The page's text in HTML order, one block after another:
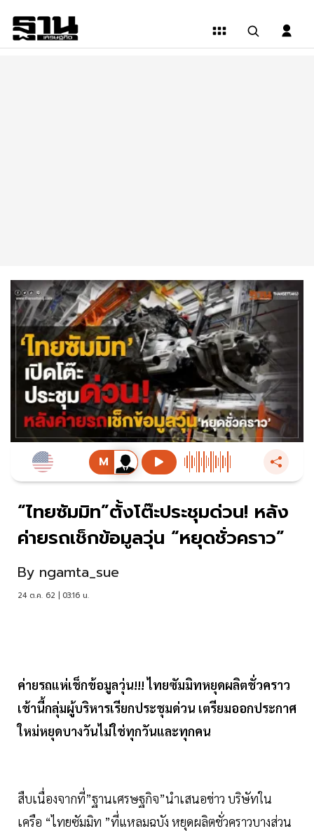
“ไทยซัมมิท”ตั้งโต๊ะประชุมด่วน! หลัง
ค่ายรถเช็กข้อมูลวุ่น “หยุดชั่วคราว”
By ngamta_sue
24 ต.ค. 62 | 03:16 น.
ค่ายรถแห่เช็กข้อมูลวุ่น!!! ไทยซัมมิทหยุดผลิตชั่วคราว
เช้านี้กลุ่มผู้บริหารเรียกประชุมด่วน เตรียมออกประกาศ
ใหม่หยุดบางวันไม่ใช่ทุกวันและทุกคน
สืบเนื่องจากที่”ฐานเศรษฐกิจ”นำเสนอข่าว บริษัทใน
เครือ “ไทยซัมมิท ”ที่แหลมฉบัง หยุดผลิตชั่วคราวบางส่วน